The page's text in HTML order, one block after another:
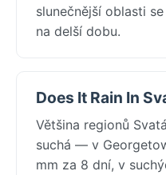
slunečnější oblasti
na delší dobu.
Does It Rain In
Většina regionů
suchá — v
mm za 8 dní, v